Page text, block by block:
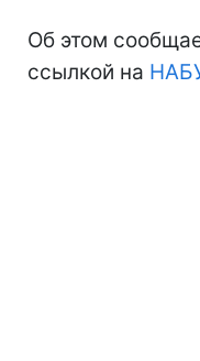
Об этом
ссылкой на